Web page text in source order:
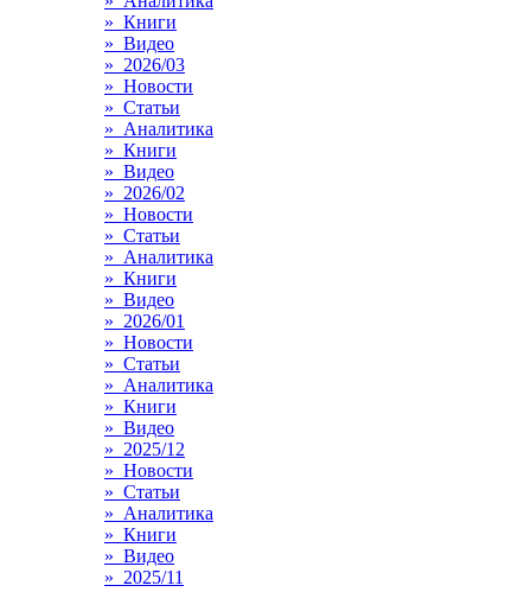
» Книги
» Видео
» 2026/03
» Новости
» Статьи
» Аналитика
» Книги
» Видео
» 2026/02
» Новости
» Статьи
» Аналитика
» Книги
» Видео
» 2026/01
» Новости
» Статьи
» Аналитика
» Книги
» Видео
» 2025/12
» Новости
» Статьи
» Аналитика
» Книги
» Видео
» 2025/11